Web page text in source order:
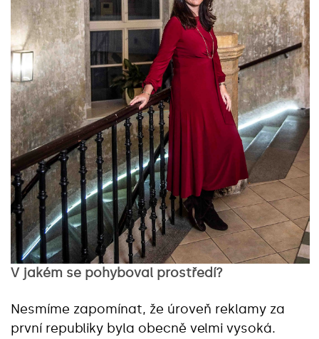
V jakém se pohyboval prostředí?
Nesmíme zapomínat, že úroveň reklamy za
první republiky byla obecně velmi vysoká.